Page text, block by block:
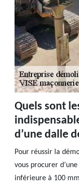
Quels sont
d’une dalle
Pour réussir la
vous procurer
inférieure à 100